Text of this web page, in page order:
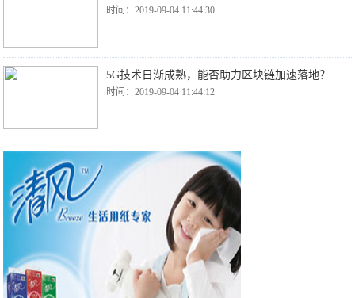
时间：2019-09-04 11:44:30
5G技术日渐成熟，能否助力区块链加速落地？
时间：2019-09-04 11:44:12